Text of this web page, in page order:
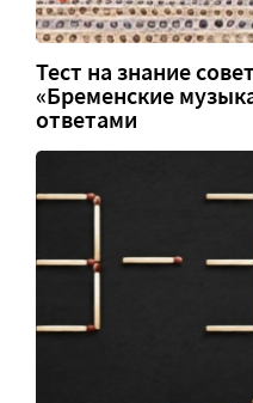
Тест на знание
«Бременские
ответами